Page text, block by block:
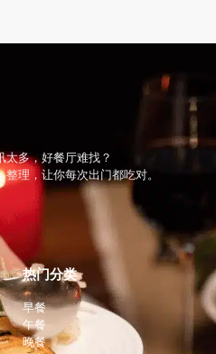
太多，好餐厅难找？
理，让你每次出门都吃对。
热门分类
早餐
午餐
晚餐